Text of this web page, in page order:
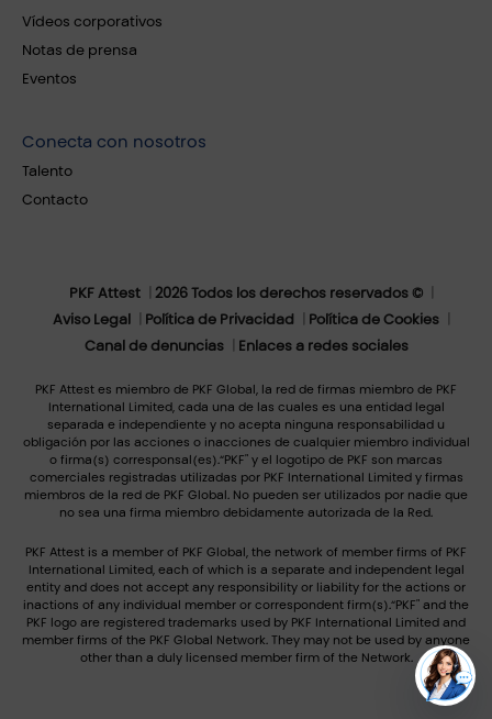
Vídeos corporativos
Notas de prensa
Eventos
Conecta con nosotros
Talento
Contacto
PKF Attest
2026 Todos los derechos reservados ©
Aviso Legal
Política de Privacidad
Política de Cookies
Canal de denuncias
Enlaces a redes sociales
PKF Attest es miembro de PKF Global, la red de firmas miembro de PKF
International Limited, cada una de las cuales es una entidad legal
separada e independiente y no acepta ninguna responsabilidad u
obligación por las acciones o inacciones de cualquier miembro individual
o firma(s) corresponsal(es).“PKF" y el logotipo de PKF son marcas
comerciales registradas utilizadas por PKF International Limited y firmas
miembros de la red de PKF Global. No pueden ser utilizados por nadie que
no sea una firma miembro debidamente autorizada de la Red.
PKF Attest is a member of PKF Global, the network of member firms of PKF
International Limited, each of which is a separate and independent legal
entity and does not accept any responsibility or liability for the actions or
inactions of any individual member or correspondent firm(s).“PKF" and the
PKF logo are registered trademarks used by PKF International Limited and
member firms of the PKF Global Network. They may not be used by anyone
other than a duly licensed member firm of the Network.
ES